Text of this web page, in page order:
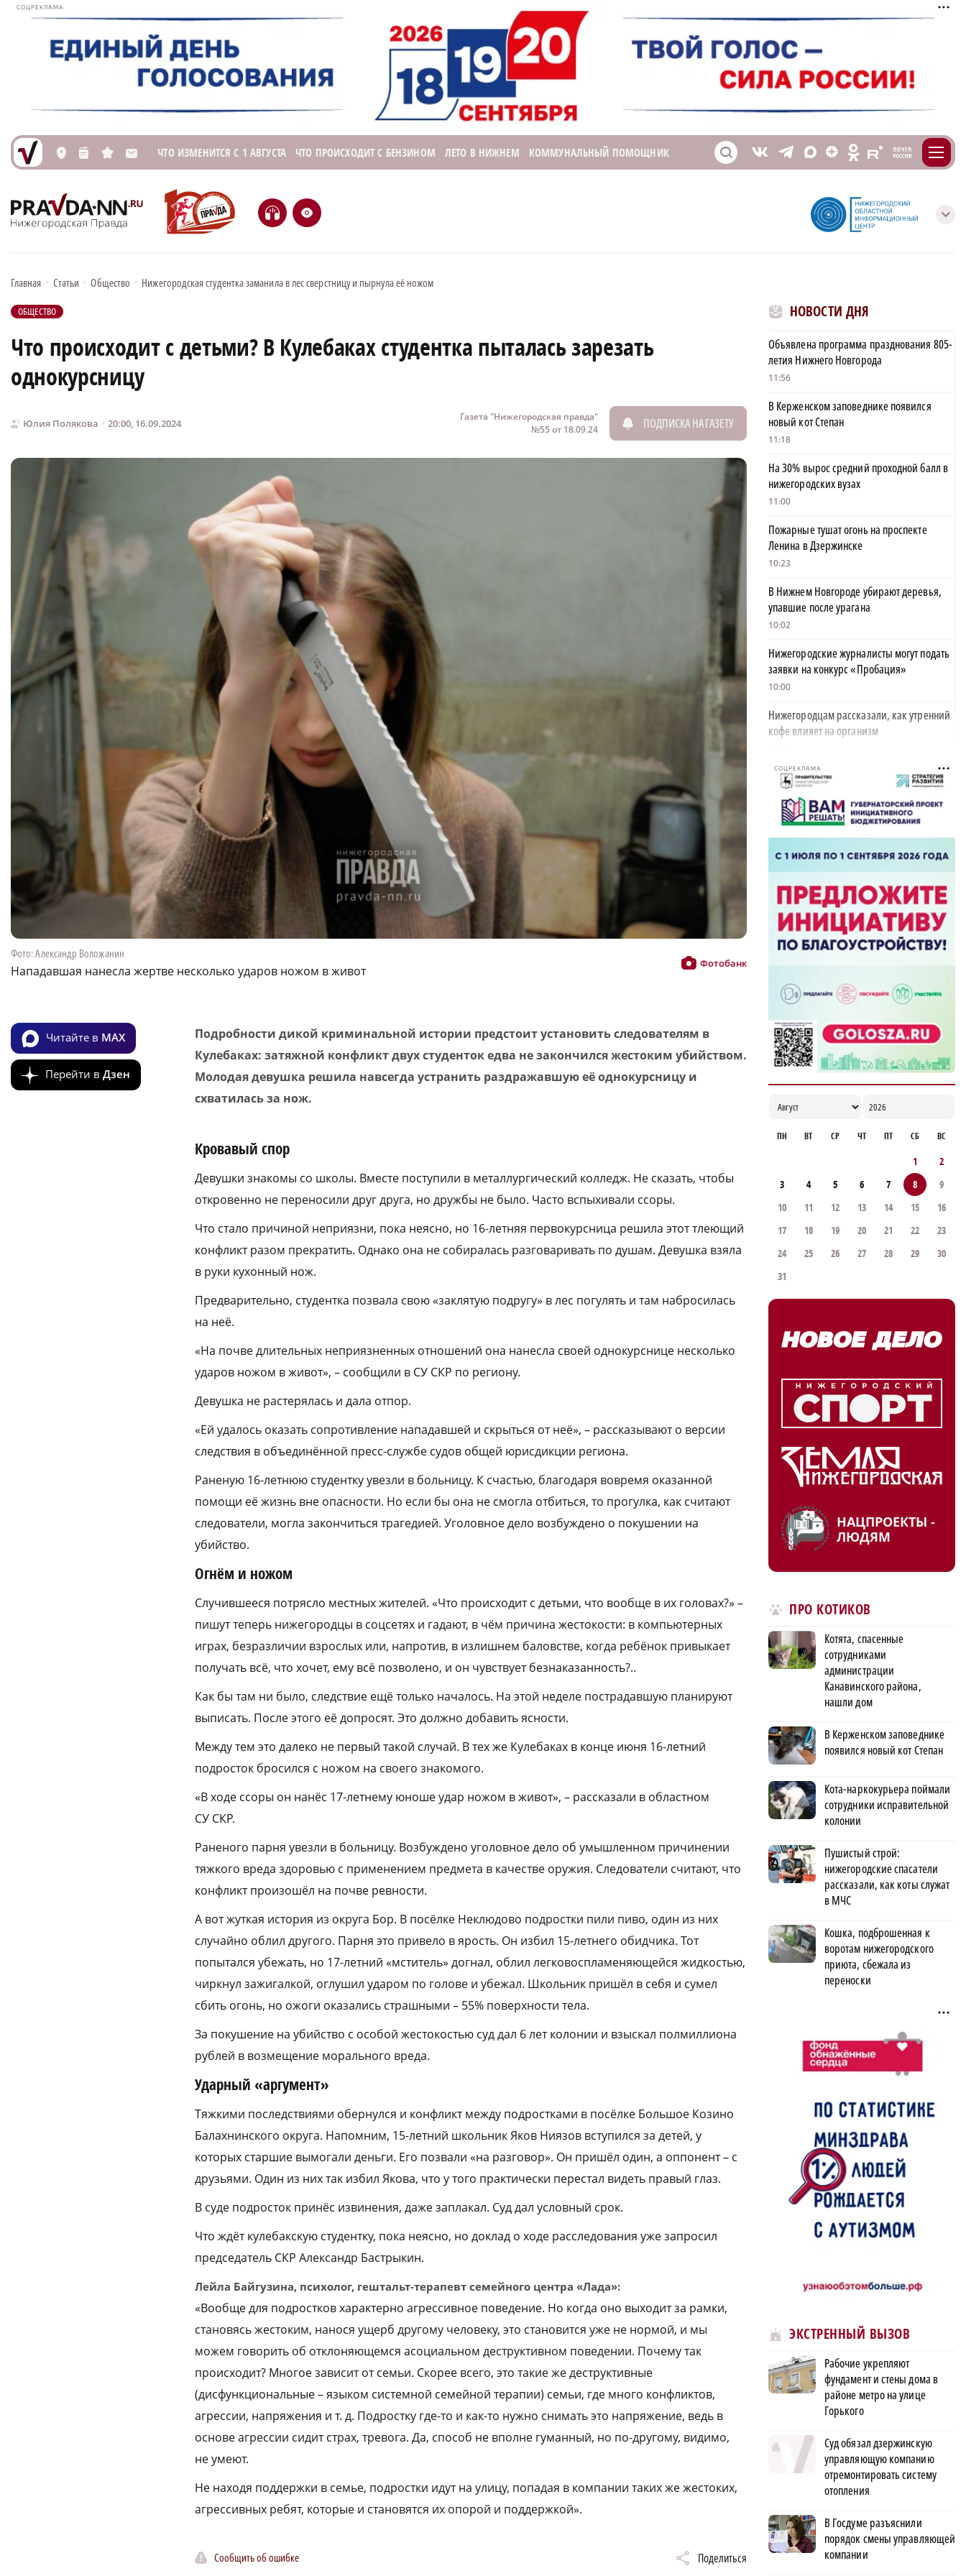
СОЦРЕКЛАМА
L n s M ЧТО ИЗМЕНИТСЯ С 1 АВГУСТА ЧТО ПРОИСХОДИТ С БЕНЗИНОМ ЛЕТО В НИЖНЕМ КОММУНАЛЬНЫЙ ПОМОЩНИК S V T X Z O E m
H e с
Главная • Статьи • Общество • Нижегородская студентка заманила в лес сверстницу и пырнула её ножом
ОБЩЕСТВО
Что происходит с детьми? В Кулебаках студентка пыталась зарезать
однокурсницу
Юлия Полякова 20:00, 16.09.2024
Газета "Нижегородская правда"
№55 от 18.09.24
ПОДПИСКА НА ГАЗЕТУ
Фото: Александр Воложанин
Нападавшая нанесла жертве несколько ударов ножом в живот Фотобанк
Читайте в MAX
Перейти в Дзен
Подробности дикой криминальной истории предстоит установить следователям в
Кулебаках: затяжной конфликт двух студенток едва не закончился жестоким убийством.
Молодая девушка решила навсегда устранить раздражавшую её однокурсницу и
схватилась за нож.
Кровавый спор
Девушки знакомы со школы. Вместе поступили в металлургический колледж. Не сказать, чтобы
откровенно не переносили друг друга, но дружбы не было. Часто вспыхивали ссоры.
Что стало причиной неприязни, пока неясно, но 16-летняя первокурсница решила этот тлеющий
конфликт разом прекратить. Однако она не собиралась разговаривать по душам. Девушка взяла
в руки кухонный нож.
Предварительно, студентка позвала свою «заклятую подругу» в лес погулять и там набросилась
на неё.
«На почве длительных неприязненных отношений она нанесла своей однокурснице несколько
ударов ножом в живот», – сообщили в СУ СКР по региону.
Девушка не растерялась и дала отпор.
«Ей удалось оказать сопротивление нападавшей и скрыться от неё», – рассказывают о версии
следствия в объединённой пресс-службе судов общей юрисдикции региона.
Раненую 16-летнюю студентку увезли в больницу. К счастью, благодаря вовремя оказанной
помощи её жизнь вне опасности. Но если бы она не смогла отбиться, то прогулка, как считают
следователи, могла закончиться трагедией. Уголовное дело возбуждено о покушении на
убийство.
Огнём и ножом
Случившееся потрясло местных жителей. «Что происходит с детьми, что вообще в их головах?» –
пишут теперь нижегородцы в соцсетях и гадают, в чём причина жестокости: в компьютерных
играх, безразличии взрослых или, напротив, в излишнем баловстве, когда ребёнок привыкает
получать всё, что хочет, ему всё позволено, и он чувствует безнаказанность?..
Как бы там ни было, следствие ещё только началось. На этой неделе пострадавшую планируют
выписать. После этого её допросят. Это должно добавить ясности.
Между тем это далеко не первый такой случай. В тех же Кулебаках в конце июня 16-летний
подросток бросился с ножом на своего знакомого.
«В ходе ссоры он нанёс 17-летнему юноше удар ножом в живот», – рассказали в областном
СУ СКР.
Раненого парня увезли в больницу. Возбуждено уголовное дело об умышленном причинении
тяжкого вреда здоровью с применением предмета в качестве оружия. Следователи считают, что
конфликт произошёл на почве ревности.
А вот жуткая история из округа Бор. В посёлке Неклюдово подростки пили пиво, один из них
случайно облил другого. Парня это привело в ярость. Он избил 15-летнего обидчика. Тот
попытался убежать, но 17-летний «мститель» догнал, облил легковоспламеняющейся жидкостью,
чиркнул зажигалкой, оглушил ударом по голове и убежал. Школьник пришёл в себя и сумел
сбить огонь, но ожоги оказались страшными – 55% поверхности тела.
За покушение на убийство с особой жестокостью суд дал 6 лет колонии и взыскал полмиллиона
рублей в возмещение морального вреда.
Ударный «аргумент»
Тяжкими последствиями обернулся и конфликт между подростками в посёлке Большое Козино
Балахнинского округа. Напомним, 15-летний школьник Яков Ниязов вступился за детей, у
которых старшие вымогали деньги. Его позвали «на разговор». Он пришёл один, а оппонент – с
друзьями. Один из них так избил Якова, что у того практически перестал видеть правый глаз.
В суде подросток принёс извинения, даже заплакал. Суд дал условный срок.
Что ждёт кулебакскую студентку, пока неясно, но доклад о ходе расследования уже запросил
председатель СКР Александр Бастрыкин.
Лейла Байгузина, психолог, гештальт-терапевт семейного центра «Лада»:
«Вообще для подростков характерно агрессивное поведение. Но когда оно выходит за рамки,
становясь жестоким, нанося ущерб другому человеку, это становится уже не нормой, и мы
можем говорить об отклоняющемся асоциальном деструктивном поведении. Почему так
происходит? Многое зависит от семьи. Скорее всего, это такие же деструктивные
(дисфункциональные – языком системной семейной терапии) семьи, где много конфликтов,
агрессии, напряжения и т. д. Подростку где-то и как-то нужно снимать это напряжение, ведь в
основе агрессии сидит страх, тревога. Да, способ не вполне гуманный, но по-другому, видимо,
не умеют.
Не находя поддержки в семье, подростки идут на улицу, попадая в компании таких же жестоких,
агрессивных ребят, которые и становятся их опорой и поддержкой».
Сообщить об ошибке Поделиться
НОВОСТИ ДНЯ
Объявлена программа празднования 805-
летия Нижнего Новгорода
11:56
В Керженском заповеднике появился
новый кот Степан
11:18
На 30% вырос средний проходной балл в
нижегородских вузах
11:00
Пожарные тушат огонь на проспекте
Ленина в Дзержинске
10:23
В Нижнем Новгороде убирают деревья,
упавшие после урагана
10:02
Нижегородские журналисты могут подать
заявки на конкурс «Пробация»
10:00
Нижегородцам рассказали, как утренний
кофе влияет на организм
Глеб Никитин обратился к жителям в День
физкультурника
06:00
Новичком ХК «Торпедо» стал нападающий
Роман Максимов
22:30
Автомобилист, севший за руль пьяным и
сбивший женщину, предстал перед судом
20:02
СОЦРЕКЛАМА
ПН ВТ СР ЧТ ПТ СБ ВС
1
2
3
4 5 6 7 8
9
10
11 12 13 14 15
16
17
18 19 20 21 22
23
24
25 26 27 28 29
30
31
НАЦПРОЕКТЫ -
ЛЮДЯМ
ПРО КОТИКОВ
Котята, спасенные
сотрудниками
администрации
Канавинского района,
нашли дом
В Керженском заповеднике
появился новый кот Степан
Кота-наркокурьера поймали
сотрудники исправительной
колонии
Пушистый строй:
нижегородские спасатели
рассказали, как коты служат
в МЧС
Кошка, подброшенная к
воротам нижегородского
приюта, сбежала из
переноски
ЭКСТРЕННЫЙ ВЫЗОВ
Рабочие укрепляют
фундамент и стены дома в
районе метро на улице
Горького
Суд обязал дзержинскую
управляющую компанию
отремонтировать систему
отопления
В Госдуме разъяснили
порядок смены управляющей
компании